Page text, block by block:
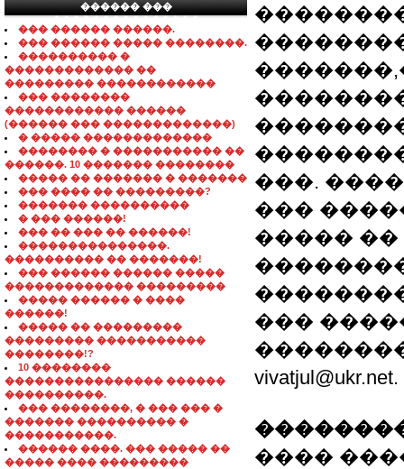
������ ���
���������������
��� ������ ������.
��� ������ ����� ��������.
���������� �
������������� ��
��������� ������������
��� ��������
������������ ������
(������ ��� �������������)
� ����� �������������
�������� � ����������� ��
������. 10 ������� ��������
����� �� ������� � �������
��� ���� �� ���������?
������� ����������
� ��� ������!
��� �� ��� �� ������!
���������������.
���������� �� �������!
��� ������ ������ �����
������������� ���������
����� ������ � ����
������!
����� �� ���������
��������� �����������
��������!?
10 ��������
���������������� ������
����������.
��� ��������, � ��� ��� �
������� ���������� �
�����������.
������ ����. ��� ����� ��
����� ���� ���������
���.
���
����� ��
��������
���
����